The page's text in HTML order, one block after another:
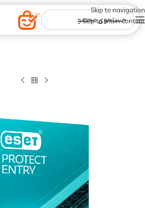
Skip to navigation
Skip to main content